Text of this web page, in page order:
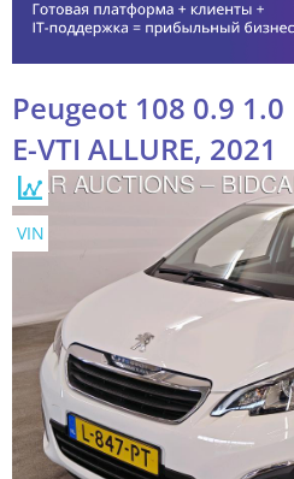
Peugeot 108 0.9 1.0
E-VTI ALLURE, 2021
VIN